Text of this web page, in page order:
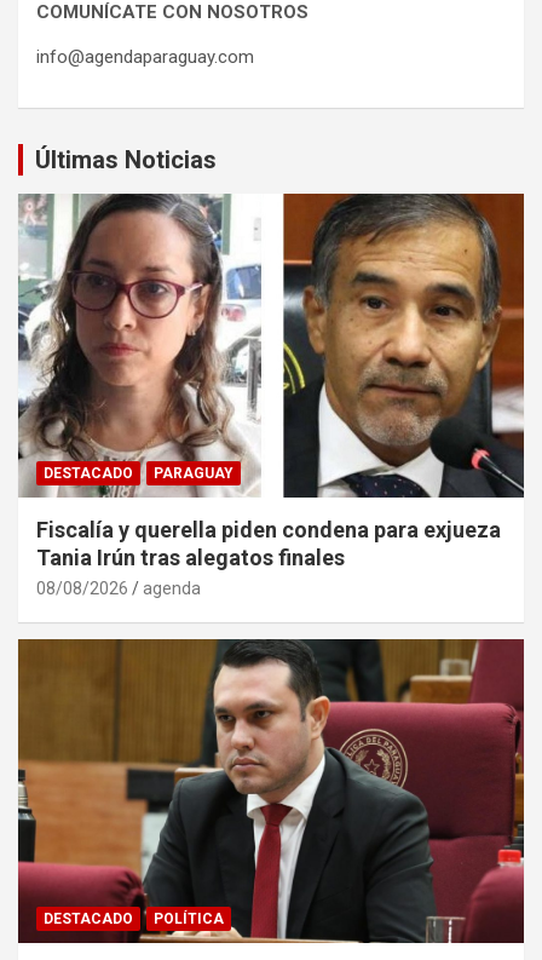
COMUNÍCATE CON NOSOTROS
info@agendaparaguay.com
Últimas Noticias
DESTACADO PARAGUAY
Fiscalía y querella piden condena para exjueza
Tania Irún tras alegatos finales
08/08/2026 agenda
DESTACADO POLÍTICA